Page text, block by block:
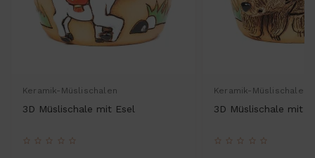
Keramik-Müslischalen
3D Müslischale mit Esel
Keramik-Müslischalen
3D Müslischale mit